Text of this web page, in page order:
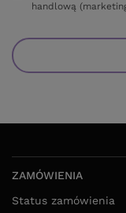
handlową
ZAMÓWIENIA
Status zamówienia